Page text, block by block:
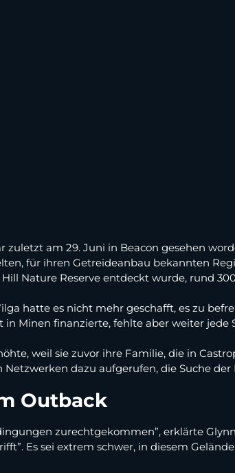
zuletzt am 29. Juni in Beacon gesehen
für ihren Getreideanbau bekannten
Nature Reserve entdeckt wurde, rund
hatte es nicht mehr geschafft, es zu
Minen finanzierte, fehlte aber weiter jede
weil sie zuvor ihre Familie, die in
dazu aufgerufen, die Suche
Outback
zurechtgekommen”, erklärte
Es sei extrem schwer, in diesem